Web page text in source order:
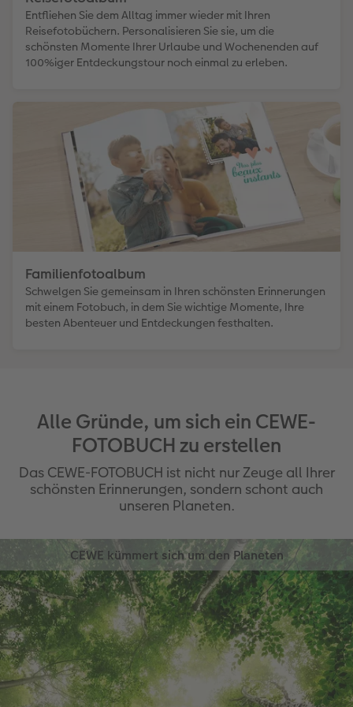
Entfliehen Sie dem Alltag immer wieder mit Ihren
Reisefotobüchern. Personalisieren Sie sie, um die
schönsten Momente Ihrer Urlaube und Wochenenden auf
100%iger Entdeckungstour noch einmal zu erleben.
Familienfotoalbum
Schwelgen Sie gemeinsam in Ihren schönsten Erinnerungen
mit einem Fotobuch, in dem Sie wichtige Momente, Ihre
besten Abenteuer und Entdeckungen festhalten.
Alle Gründe, um sich ein CEWE-
FOTOBUCH zu erstellen
Das CEWE-FOTOBUCH ist nicht nur Zeuge all Ihrer
schönsten Erinnerungen, sondern schont auch
unseren Planeten.